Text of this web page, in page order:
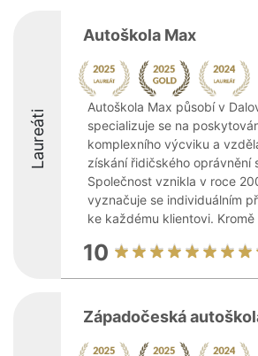
Laureáti
Autoškola Max
Autoškola Max působí v
specializuje se na
komplexního výcviku a
získání řidičského oprávnění
Společnost vznikla v roce
vyznačuje se individuálním
ke každému klientovi. Kromě
10
Západočeská